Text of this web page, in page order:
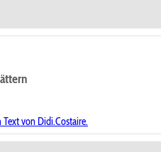
Text von Didi.Costaire.